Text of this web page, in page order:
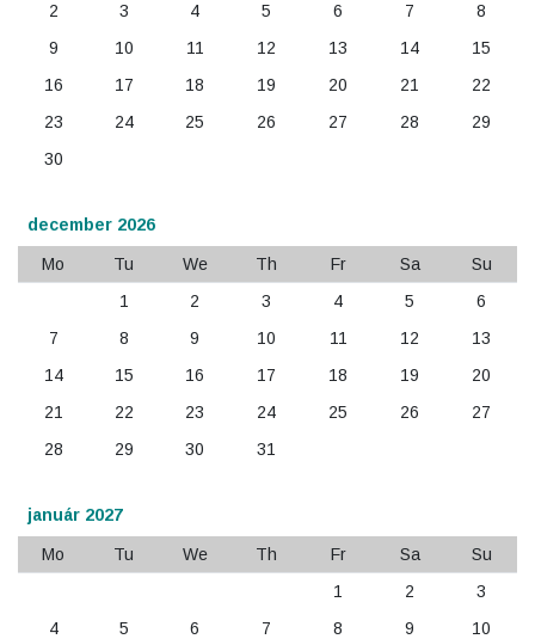
2
3 4 5 6 7
8
9
10 11 12 13 14
15
16
17 18 19 20 21
22
23
24 25 26 27 28
29
30
december 2026
Mo Tu We Th Fr Sa
Su
1
2 3 4 5
6
7
8 9 10 11 12
13
14
15 16 17 18 19
20
21
22 23 24 25 26
27
28
29 30 31
január 2027
Mo Tu We Th Fr Sa
Su
1
2
3
4
5 6 7 8 9
10